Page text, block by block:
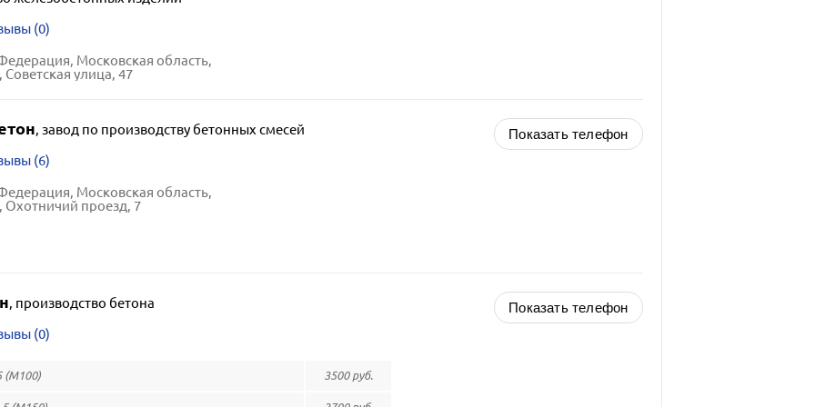
(0)
Московская область,
улица, 47
, завод по производству бетонных смесей
(6)
Московская область,
Охотничий проезд, 7
Показать телефон
, производство бетона
(0)
(М100) 3500 руб.
Показать телефон